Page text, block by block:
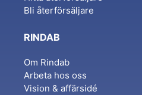
Bli återförsäljare
RINDAB
Om Rindab
Arbeta hos oss
Vision & affärsidé